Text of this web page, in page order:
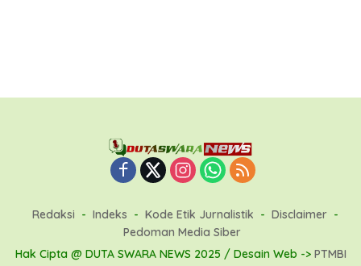
Redaksi Indeks Kode Etik Jurnalistik
Disclaimer
Pedoman Media Siber
Hak Cipta @ DUTA SWARA NEWS 2025 / Desain Web -> PTMBI